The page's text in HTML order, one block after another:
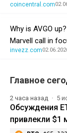
coincentral.com
Why is AVGO
Marvell call in
invezz.com
Главное
2 часа назад 5
Обсуждения
привлекли $1